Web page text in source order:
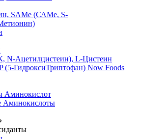
SAMe (САМе, S-
N-Ацетилцистеин), L-Цистеин
(5-ГидроксиТриптофан) Now Foods
Аминокислот
Аминокислоты